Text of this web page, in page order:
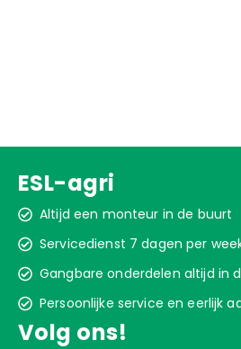
ESL-agri
Altijd een monteur in de buurt
Servicedienst 7 dagen per
Gangbare onderdelen altijd in
Persoonlijke service en eerlijk
Volg ons!